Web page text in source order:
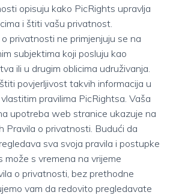
opisuju kako PicRights upravlja
i štiti vašu privatnost.
privatnosti ne primjenjuju se na
subjektima koji posluju kao
ili u drugim oblicima udruživanja.
povjerljivost takvih informacija u
pravilima PicRightsa. Vaša
upotreba web stranice ukazuje na
Pravila o privatnosti. Budući da
sva svoja pravila i postupke
može s vremena na vrijeme
o privatnosti, bez prethodne
vam da redovito pregledavate